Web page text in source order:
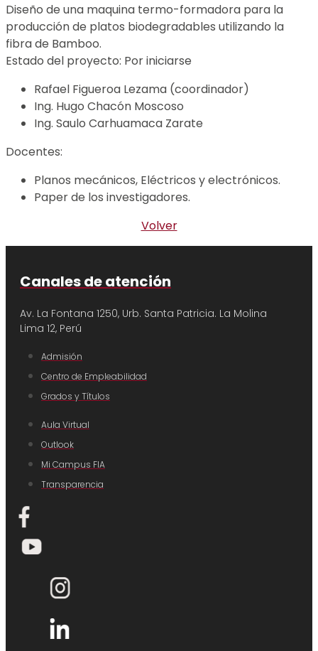
Diseño de una maquina termo-formadora para la
producción de platos biodegradables utilizando la
fibra de Bamboo.
Estado del proyecto: Por iniciarse
Rafael Figueroa Lezama (coordinador)
Ing. Hugo Chacón Moscoso
Ing. Saulo Carhuamaca Zarate
Docentes:
Planos mecánicos, Eléctricos y electrónicos.
Paper de los investigadores.
Volver
Canales de atención
Av. La Fontana 1250, Urb. Santa Patricia. La Molina
Lima 12, Perú
Admisión
Centro de Empleabilidad
Grados y Títulos
Aula Virtual
Outlook
Mi Campus FIA
Transparencia